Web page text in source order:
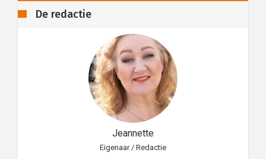
De redactie
Jeannette
Eigenaar / Redactie